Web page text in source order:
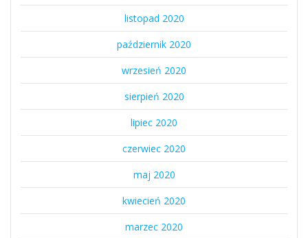
listopad 2020
październik 2020
wrzesień 2020
sierpień 2020
lipiec 2020
czerwiec 2020
maj 2020
kwiecień 2020
marzec 2020